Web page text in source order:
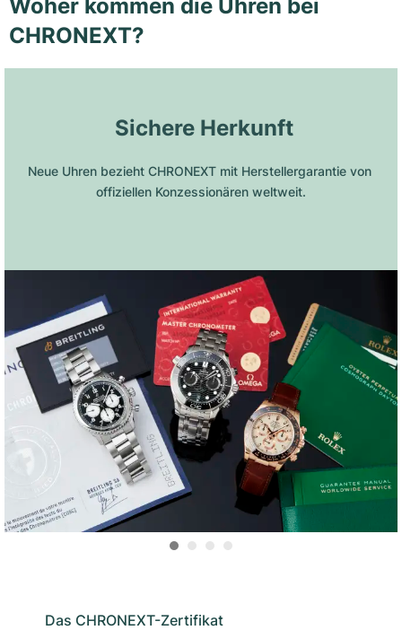
Woher kommen die Uhren bei
CHRONEXT?
Sichere Herkunft
Neue Uhren bezieht CHRONEXT mit Herstellergarantie von
offiziellen Konzessionären weltweit.
Das CHRONEXT-Zertifikat